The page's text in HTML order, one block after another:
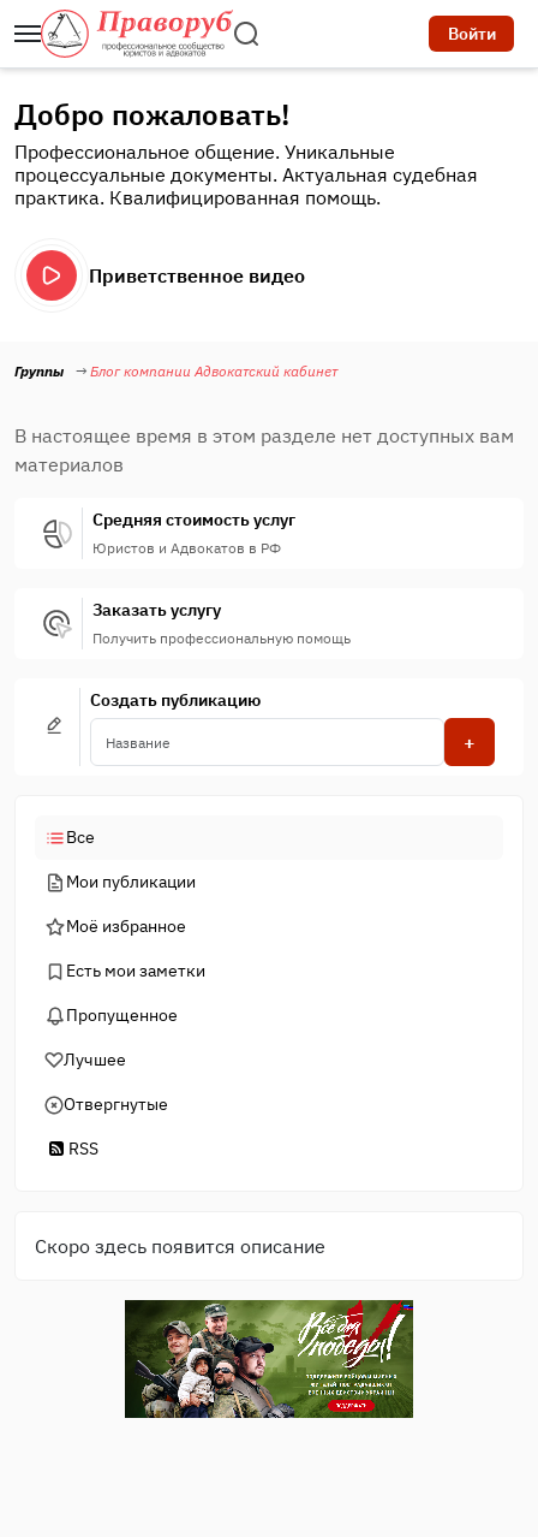
Войти
Добро пожаловать!
Профессиональное общение. Уникальные
процессуальные документы. Актуальная судебная
практика. Квалифицированная помощь.
Приветственное видео
Группы Блог компании Адвокатский кабинет
В настоящее время в этом разделе нет доступных вам
материалов
Средняя стоимость услуг
Юристов и Адвокатов в РФ
Заказать услугу
Получить профессиональную помощь
Создать публикацию
+
Все
Мои публикации
Моё избранное
Есть мои заметки
Пропущенное
Лучшее
Отвергнутые
RSS
Скоро здесь появится описание